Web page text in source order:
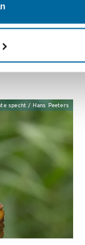
met de
! U kunt zelf
vaak. De
mooie
specht / Hans Peeters